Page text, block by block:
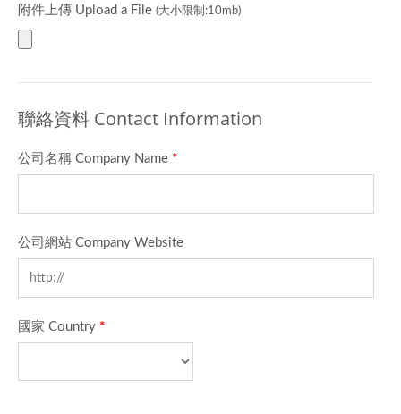
附件上傳 Upload a File (大小限制:10mb)
聯絡資料 Contact Information
公司名稱 Company Name *
公司網站 Company Website
國家 Country *